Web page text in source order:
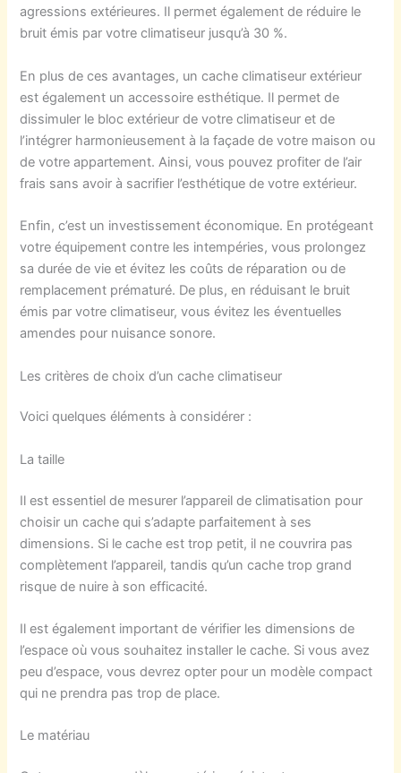
agressions extérieures. Il permet également de réduire le
bruit émis par votre climatiseur jusqu’à 30 %.
En plus de ces avantages, un cache climatiseur extérieur
est également un accessoire esthétique. Il permet de
dissimuler le bloc extérieur de votre climatiseur et de
l’intégrer harmonieusement à la façade de votre maison ou
de votre appartement. Ainsi, vous pouvez profiter de l’air
frais sans avoir à sacrifier l’esthétique de votre extérieur.
Enfin, c’est un investissement économique. En protégeant
votre équipement contre les intempéries, vous prolongez
sa durée de vie et évitez les coûts de réparation ou de
remplacement prématuré. De plus, en réduisant le bruit
émis par votre climatiseur, vous évitez les éventuelles
amendes pour nuisance sonore.
Les critères de choix d’un cache climatiseur
Voici quelques éléments à considérer :
La taille
Il est essentiel de mesurer l’appareil de climatisation pour
choisir un cache qui s’adapte parfaitement à ses
dimensions. Si le cache est trop petit, il ne couvrira pas
complètement l’appareil, tandis qu’un cache trop grand
risque de nuire à son efficacité.
Il est également important de vérifier les dimensions de
l’espace où vous souhaitez installer le cache. Si vous avez
peu d’espace, vous devrez opter pour un modèle compact
qui ne prendra pas trop de place.
Le matériau